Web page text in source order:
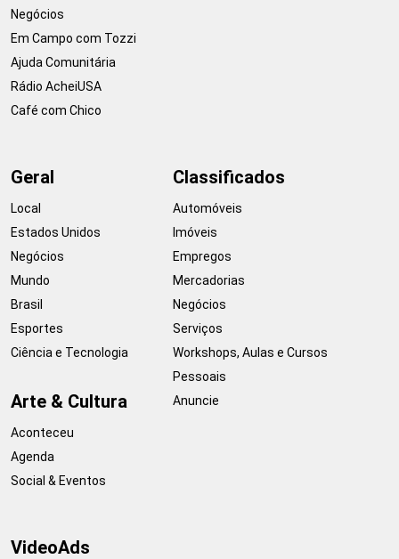
Negócios
Em Campo com Tozzi
Ajuda Comunitária
Rádio AcheiUSA
Café com Chico
Geral
Local
Estados Unidos
Negócios
Mundo
Brasil
Esportes
Ciência e Tecnologia
Arte & Cultura
Aconteceu
Agenda
Social & Eventos
Classificados
Automóveis
Imóveis
Empregos
Mercadorias
Negócios
Serviços
Workshops, Aulas e Cursos
Pessoais
Anuncie
VideoAds